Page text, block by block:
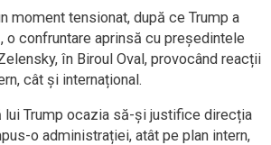
moment tensionat, după ce Trump a
o confruntare aprinsă cu președintele
în Biroul Oval, provocând reacții
cât și internațional.
lui Trump ocazia să-și justifice direcția
o administrației, atât pe plan intern,